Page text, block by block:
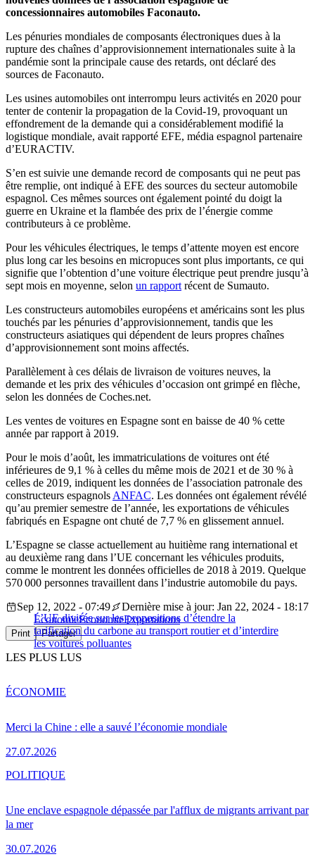
concessionnaires automobiles Faconauto.
Les pénuries mondiales de composants électroniques dues à la
rupture des chaînes d’approvisionnement internationales suite à la
pandémie sont la principale cause des retards, ont déclaré des
sources de Faconauto.
Les usines automobiles ont interrompu leurs activités en 2020 pour
tenter de contenir la propagation de la Covid-19, provoquant un
effondrement de la demande qui a considérablement modifié la
logistique mondiale, avait rapporté EFE, média espagnol partenaire
d’EURACTIV.
S’en est suivie une demande record de composants qui ne peut pas
être remplie, ont indiqué à EFE des sources du secteur automobile
espagnol. Ces mêmes sources ont également pointé du doigt la
guerre en Ukraine et la flambée des prix de l’énergie comme
contributeurs à ce problème.
Pour les véhicules électriques, le temps d’attente moyen est encore
plus long car les besoins en micropuces sont plus importants, ce qui
signifie que l’obtention d’une voiture électrique peut prendre jusqu’à
sept mois en moyenne, selon un rapport récent de Sumauto.
Les constructeurs automobiles européens et américains sont les plus
touchés par les pénuries d’approvisionnement, tandis que les
constructeurs asiatiques qui dépendent de leurs propres chaînes
d’approvisionnement sont moins affectés.
Parallèlement à ces délais de livraison de voitures neuves, la
demande et les prix des véhicules d’occasion ont grimpé en flèche,
selon les données de Coches.net.
Les ventes de voitures en Espagne sont en baisse de 40 % cette
année par rapport à 2019.
Pour le mois d’août, les immatriculations de voitures ont été
inférieures de 9,1 % à celles du même mois de 2021 et de 30 % à
celles de 2019, indiquent les données de l’association patronale des
constructeurs espagnols ANFAC. Les données ont également révélé
qu’au premier semestre de l’année, les exportations de véhicules
fabriqués en Espagne ont chuté de 7,7 % en glissement annuel.
L’Espagne se classe actuellement au huitième rang international et
au deuxième rang dans l’UE concernant les véhicules produits,
comme le montrent les données officielles de 2018 à 2019. Quelque
570 000 personnes travaillent dans l’industrie automobile du pays.
L’UE divisée sur les propositions d’étendre la
tarification du carbone au transport routier et d’interdire
les voitures polluantes
Sep 12, 2022 - 07:49
Dernière mise à jour: Jan 22, 2024 - 18:17
ÉconomieÉconomieExportations
Print Partager
LES PLUS LUS
Merci la Chine : elle a sauvé l’économie mondiale
27.07.2026
ÉCONOMIE
Une enclave espagnole dépassée par l'afflux de migrants arrivant par
la mer
30.07.2026
POLITIQUE